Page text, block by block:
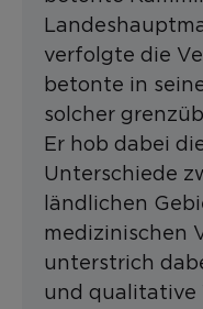
verfolgte die
betonte in
solcher
Er hob dabei
Unterschiede
ländlichen
medizinischen
unterstrich
und qualitative